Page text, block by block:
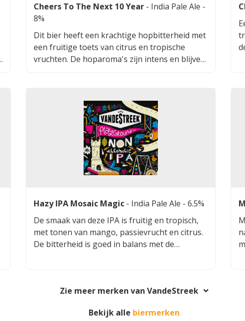
Cheers To The Next 10 Year - India Pale Ale -
8%
Dit bier heeft een krachtige hopbitterheid met
een fruitige toets van citrus en tropische
vruchten. De hoparoma's zijn intens en blijven
Hazy IPA Mosaic Magic - India Pale Ale - 6.5%
De smaak van deze IPA is fruitig en tropisch,
met tonen van mango, passievrucht en citrus.
De bitterheid is goed in balans met de
Zie meer merken van VandeStreek
Bekijk alle biermerken